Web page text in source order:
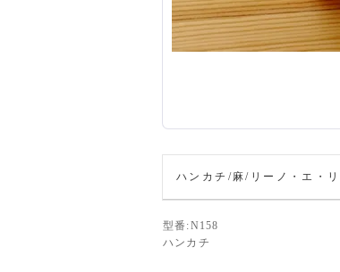
ハンカチ/麻/リーノ・エ・
型番:N158
ハンカチ